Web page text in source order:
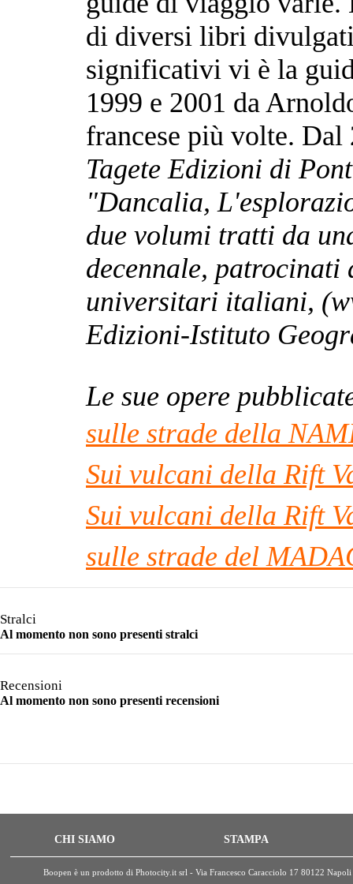
di diversi libri
significativi vi è la
1999 e 2001 da
francese più volte.
Tagete Edizioni di
"Dancalia,
due volumi tratti da
decennale,
universitari italiani,
Edizioni-Istituto
Le sue opere
sulle strade della
Sui vulcani della Rift
Sui vulcani della Rift
sulle strade del
Stralci
Al momento non sono presenti stralci
Recensioni
Al momento non sono presenti recensioni
CHI SIAMO STAMPA
Boopen è un prodotto di Photocity.it srl - Via Francesco Caracciolo 17 80122